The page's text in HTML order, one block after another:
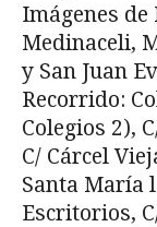
Imágenes de
Medinaceli,
y San Juan
Recorrido:
Colegios 2),
C/ Cárcel
Santa María
Escritorios,